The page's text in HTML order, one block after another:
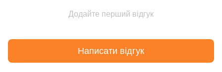
Додайте перший відгук
Написати відгук